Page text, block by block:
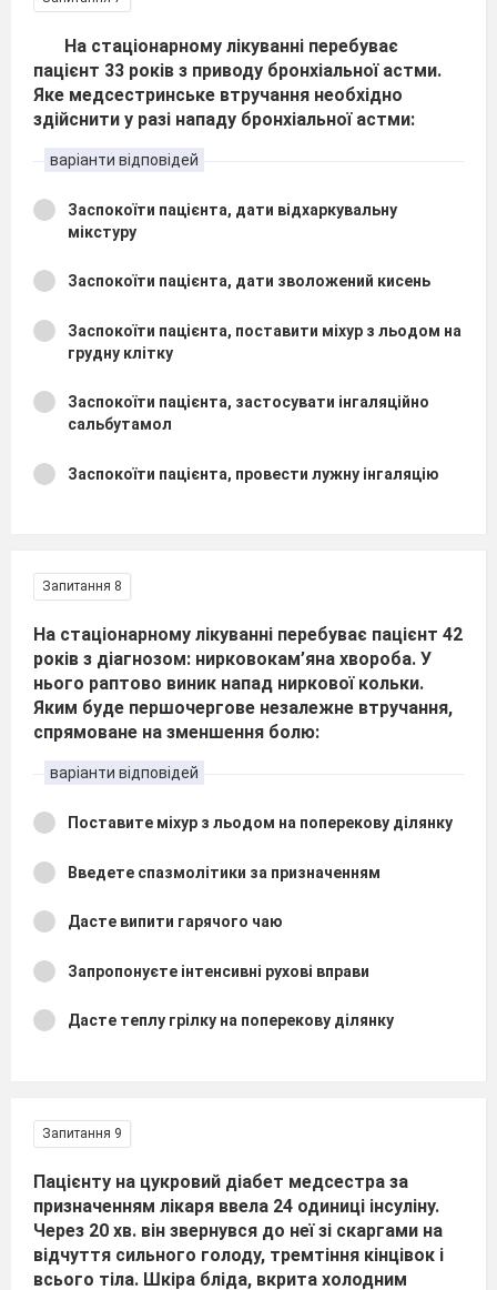
На стаціонарному лікуванні перебуває
пацієнт 33 років з приводу бронхіальної астми.
Яке медсестринське втручання необхідно
здійснити у разі нападу бронхіальної астми:
варіанти відповідей
Заспокоїти пацієнта, дати відхаркувальну
мікстуру
Заспокоїти пацієнта, дати зволожений кисень
Заспокоїти пацієнта, поставити міхур з льодом на
грудну клітку
Заспокоїти пацієнта, застосувати інгаляційно
сальбутамол
Заспокоїти пацієнта, провести лужну інгаляцію
Запитання 8
На стаціонарному лікуванні перебуває пацієнт 42
років з діагнозом: нирковокам’яна хвороба. У
нього раптово виник напад ниркової кольки.
Яким буде першочергове незалежне втручання,
спрямоване на зменшення болю:
варіанти відповідей
Поставите міхур з льодом на поперекову ділянку
Введете спазмолітики за призначенням
Дасте випити гарячого чаю
Запропонуєте інтенсивні рухові вправи
Дасте теплу грілку на поперекову ділянку
Запитання 9
Пацієнту на цукровий діабет медсестра за
призначенням лікаря ввела 24 одиниці інсуліну.
Через 20 хв. він звернувся до неї зі скаргами на
відчуття сильного голоду, тремтіння кінцівок і
всього тіла. Шкіра бліда, вкрита холодним